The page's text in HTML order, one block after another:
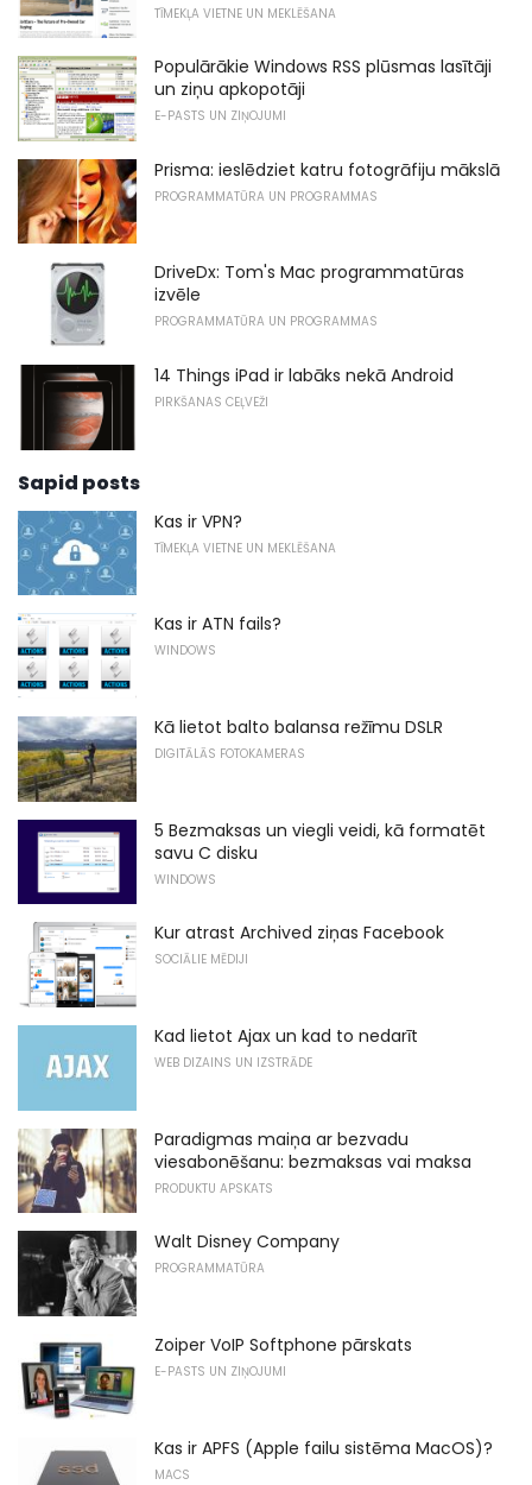
TĪMEKĻA VIETNE UN MEKLĒŠANA
Populārākie Windows RSS plūsmas lasītāji
un ziņu apkopotāji
E-PASTS UN ZIŅOJUMI
Prisma: ieslēdziet katru fotogrāfiju mākslā
PROGRAMMATŪRA UN PROGRAMMAS
DriveDx: Tom's Mac programmatūras
izvēle
PROGRAMMATŪRA UN PROGRAMMAS
14 Things iPad ir labāks nekā Android
PIRKŠANAS CEĻVEŽI
Sapid posts
Kas ir VPN?
TĪMEKĻA VIETNE UN MEKLĒŠANA
Kas ir ATN fails?
WINDOWS
Kā lietot balto balansa režīmu DSLR
DIGITĀLĀS FOTOKAMERAS
5 Bezmaksas un viegli veidi, kā formatēt
savu C disku
WINDOWS
Kur atrast Archived ziņas Facebook
SOCIĀLIE MĒDIJI
Kad lietot Ajax un kad to nedarīt
WEB DIZAINS UN IZSTRĀDE
Paradigmas maiņa ar bezvadu
viesabonēšanu: bezmaksas vai maksa
PRODUKTU APSKATS
Walt Disney Company
PROGRAMMATŪRA
Zoiper VoIP Softphone pārskats
E-PASTS UN ZIŅOJUMI
Kas ir APFS (Apple failu sistēma MacOS)?
MACS